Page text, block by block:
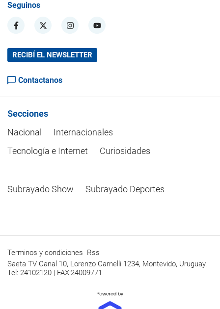
Seguinos
RECIBÍ EL NEWSLETTER
Contactanos
Secciones
Nacional
Internacionales
Tecnología e Internet
Curiosidades
Subrayado Show Subrayado Deportes
Terminos y condiciones Rss
Saeta TV Canal 10, Lorenzo Carnelli 1234, Montevido, Uruguay.
Tel: 24102120 | FAX:24009771